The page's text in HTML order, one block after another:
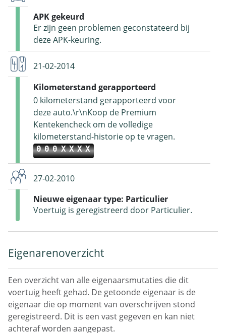
APK gekeurd
Er zijn geen problemen geconstateerd bij
deze APK-keuring.
21-02-2014
Kilometerstand gerapporteerd
0 kilometerstand gerapporteerd voor
deze auto.\r\nKoop de Premium
Kentekencheck om de volledige
kilometerstand-historie op te vragen.
000XXXX
27-02-2010
Nieuwe eigenaar type: Particulier
Voertuig is geregistreerd door Particulier.
Eigenarenoverzicht
Een overzicht van alle eigenaarsmutaties die dit
voertuig heeft gehad. De getoonde eigenaar is de
eigenaar die op moment van overschrijven stond
geregistreerd. Dit is een vast gegeven en kan niet
achteraf worden aangepast.